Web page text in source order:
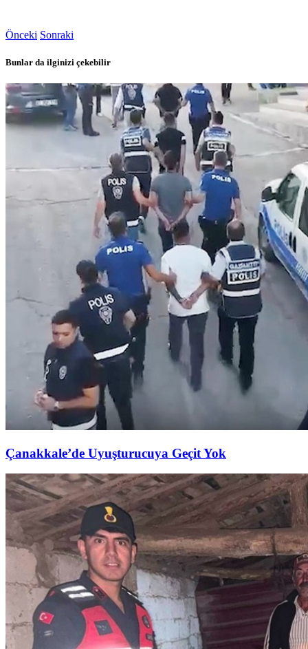
Önceki Sonraki
Bunlar da ilginizi çekebilir
Çanakkale’de Uyuşturucuya Geçit Yok